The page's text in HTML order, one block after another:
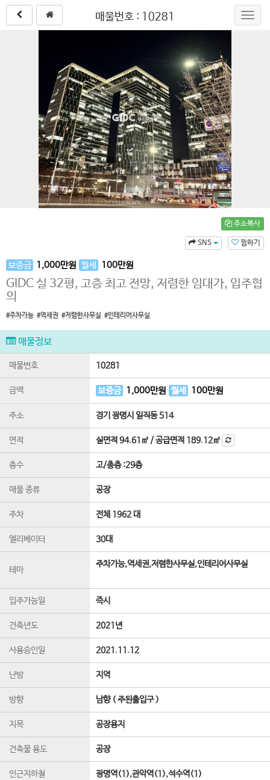
매물번호 : 10281
주소복사
찜하기
SNS
보증금 1,000만원 월세 100만원
GIDC 실 32평, 고층 최고 전망, 저렴한 임대가, 입주협
의
#주차가능 #역세권 #저렴한사무실 #인테리어사무실
매물정보
매물번호 10281
금액 보증금 1,000만원 월세 100만원
주소 경기 광명시 일직동 514
면적 실면적94.61㎡ /공급면적 189.12㎡
층수 고/총층 :29층
매물 종류 공장
주차 전체 1962 대
엘리베이터 30대
테마
주차가능,역세권,저렴한사무실,인테리어사무실
입주가능일 즉시
건축년도 2021년
사용승인일 2021.11.12
난방 지역
방향 남향 ( 주된출입구 )
지목 공장용지
건축물 용도 공장
인근지하철 광명역(1),관악역(1),석수역(1)